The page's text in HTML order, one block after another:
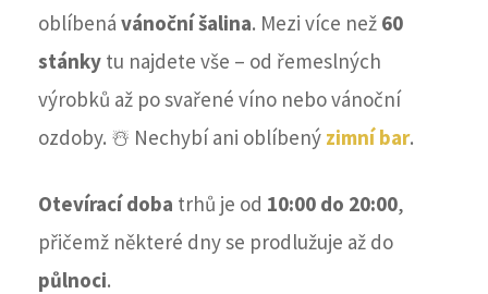
oblíbená vánoční šalina. Mezi více než 60
stánky tu najdete vše – od řemeslných
výrobků až po svařené víno nebo vánoční
ozdoby. ☃️ Nechybí ani oblíbený zimní bar.
Otevírací doba trhů je od 10:00 do 20:00,
přičemž některé dny se prodlužuje až do
půlnoci.